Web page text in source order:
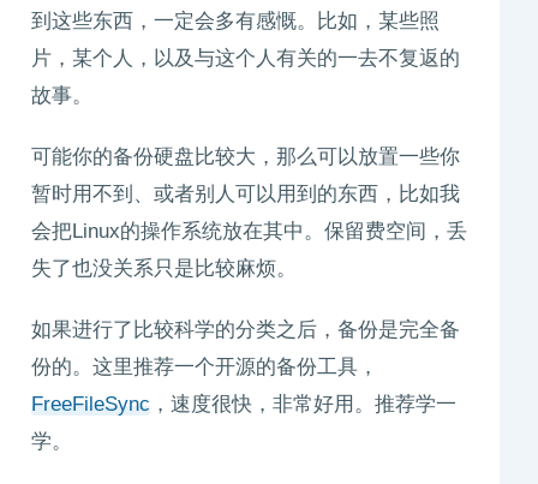
到这些东西，一定会多有感慨。比如，某些照
片，某个人，以及与这个人有关的一去不复返的
故事。
可能你的备份硬盘比较大，那么可以放置一些你
暂时用不到、或者别人可以用到的东西，比如我
会把Linux的操作系统放在其中。保留费空间，丢
失了也没关系只是比较麻烦。
如果进行了比较科学的分类之后，备份是完全备
份的。这里推荐一个开源的备份工具，
FreeFileSync ，速度很快，非常好用。推荐学一
学。